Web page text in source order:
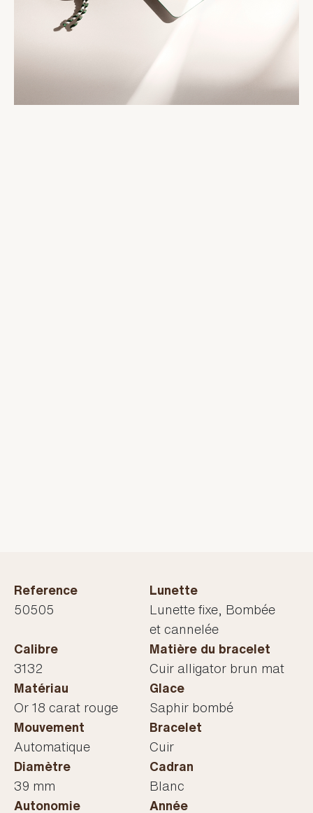
Reference
50505
Matériau
Or 18 carat rouge
Diamètre
39 mm
Lunette
Lunette fixe, Bombée
et cannelée
Glace
Saphir bombé
Cadran
Blanc
Calibre
3132
Mouvement
Automatique
Autonomie
Matière du bracelet
Cuir alligator brun mat
Bracelet
Cuir
Année